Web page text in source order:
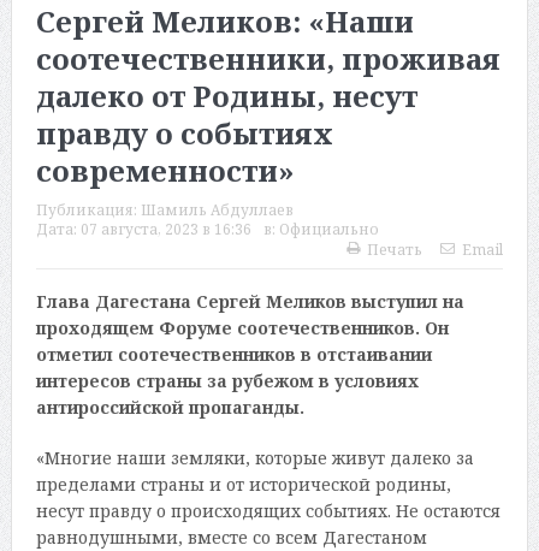
Сергей Меликов: «Наши
соотечественники, проживая
далеко от Родины, несут
правду о событиях
современности»
Публикация: Шамиль Абдуллаев
Дата: 07 августа, 2023 в 16:36 в: Официально
Печать
Email
Глава Дагестана Сергей Меликов выступил на
проходящем Форуме соотечественников. Он
отметил соотечественников в отстаивании
интересов страны за рубежом в условиях
антироссийской пропаганды.
«Многие наши земляки, которые живут далеко за
пределами страны и от исторической родины,
несут правду о происходящих событиях. Не остаются
равнодушными, вместе со всем Дагестаном